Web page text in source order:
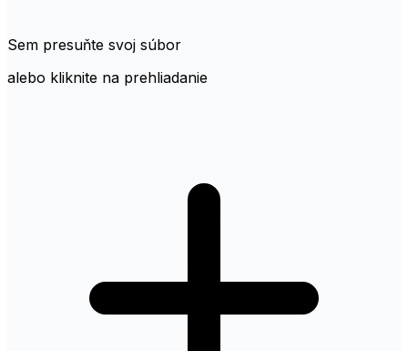
Sem presuňte svoj súbor
alebo kliknite na prehliadanie